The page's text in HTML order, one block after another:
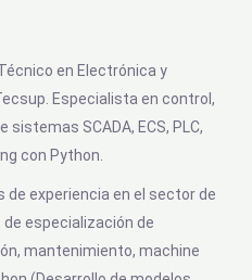
en Electrónica y
Especialista en control,
SCADA, ECS, PLC,
con Python.
de experiencia en el sector de
de especialización de
mantenimiento, machine